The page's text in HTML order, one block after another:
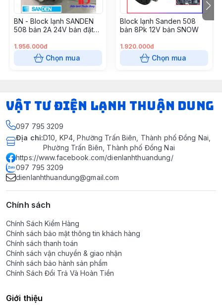
BN - Block lạnh SANDEN
508 bản 2A 24V bản đặt
1.956.000đ
Chọn mua
Block lạnh Sanden 508
bản 8Pk 12V bản SNOW
1.920.000đ
Chọn mua
VẬT TƯ ĐIỆN LẠNH THUẬN DUNG
097 795 3209
Địa chỉ:D10, KP4, Phường Trấn Biên, Thành phố Đồng Nai,
Phường Trấn Biên, Thành phố Đồng Nai
https://www.facebook.com/dienlanhthuandung/
097 795 3209
dienlanhthuandung@gmail.com
Chính sách
Chính Sách Kiểm Hàng
Chính sách bảo mật thông tin khách hàng
Chính sách thanh toán
Chính sách vận chuyển & giao nhận
Chính sách bảo hành sản phẩm
Chính Sách Đổi Trả Và Hoàn Tiền
Giới thiệu